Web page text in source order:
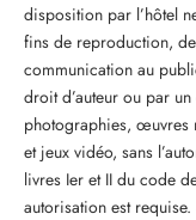
disposition par l’hôtel
fins de reproduction,
communication au
droit d’auteur ou par
photographies, œuvres
et jeux vidéo, sans
livres Ier et II du code
autorisation est